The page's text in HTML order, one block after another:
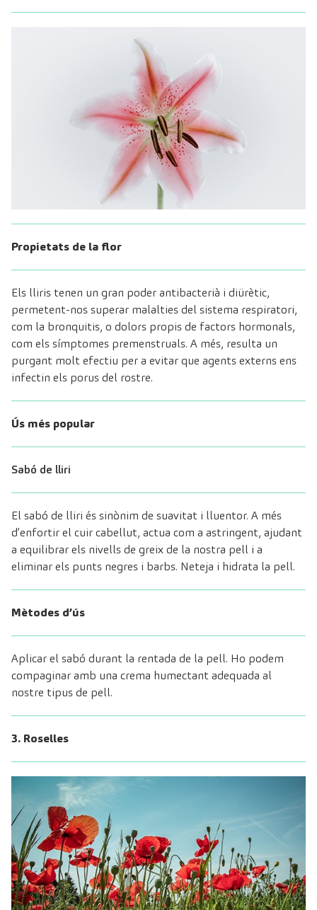
Propietats de la flor
Els lliris tenen un gran poder antibacterià i diürètic,
permetent-nos superar malalties del sistema respiratori,
com la bronquitis, o dolors propis de factors hormonals,
com els símptomes premenstruals. A més, resulta un
purgant molt efectiu per a evitar que agents externs ens
infectin els porus del rostre.
Ús més popular
Sabó de lliri
El sabó de lliri és sinònim de suavitat i lluentor. A més
d’enfortir el cuir cabellut, actua com a astringent, ajudant
a equilibrar els nivells de greix de la nostra pell i a
eliminar els punts negres i barbs. Neteja i hidrata la pell.
Mètodes d’ús
Aplicar el sabó durant la rentada de la pell. Ho podem
compaginar amb una crema humectant adequada al
nostre tipus de pell.
3. Roselles